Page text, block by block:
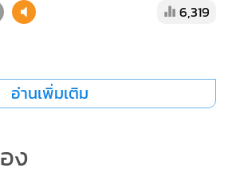
6,319
อ่านเพิ่มเติม
ง